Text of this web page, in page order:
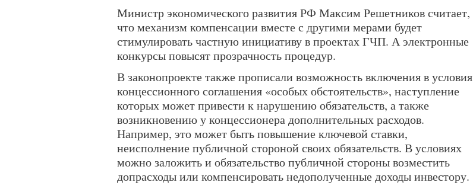
Министр экономического развития РФ Максим Решетников считает,
что механизм компенсации вместе с другими мерами будет
стимулировать частную инициативу в проектах ГЧП. А электронные
конкурсы повысят прозрачность процедур.
В законопроекте также прописали возможность включения в условия
концессионного соглашения «особых обстоятельств», наступление
которых может привести к нарушению обязательств, а также
возникновению у концессионера дополнительных расходов.
Например, это может быть повышение ключевой ставки,
неисполнение публичной стороной своих обязательств. В условиях
можно заложить и обязательство публичной стороны возместить
допрасходы или компенсировать недополученные доходы инвестору.